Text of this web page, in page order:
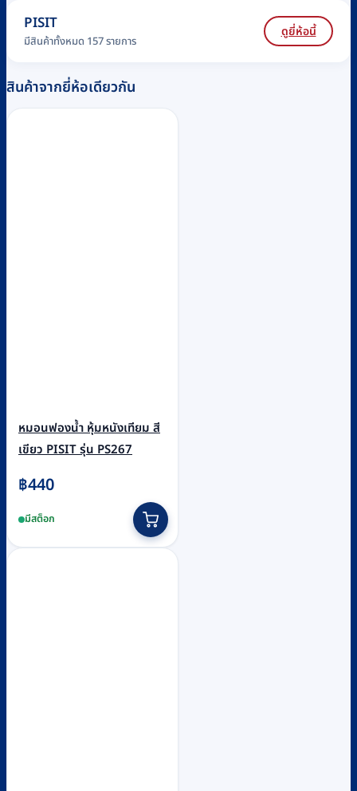
PISIT
มีสินค้าทั้งหมด 157 รายการ
ดูยี่ห้อนี้
สินค้าจากยี่ห้อเดียวกัน
หมอนฟองน้ำ หุ้มหนังเทียม สี
เขียว PISIT รุ่น PS267
฿440
มีสต็อก